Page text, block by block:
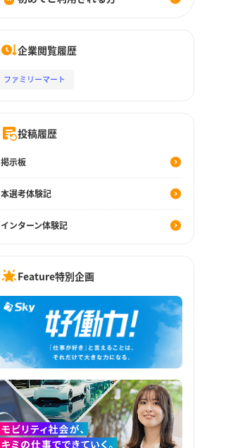
企業閲覧履歴
ファミリーマート
投稿履歴
掲示板
本選考体験記
インターン体験記
Feature特別企画